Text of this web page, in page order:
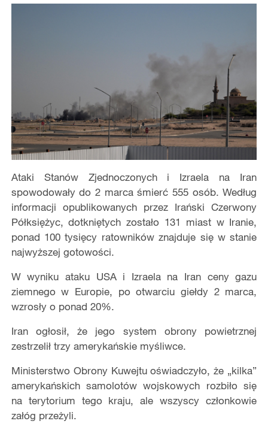
Ataki Stanów Zjednoczonych i Izraela na Iran
spowodowały do 2 marca śmierć 555 osób. Według
informacji opublikowanych przez Irański Czerwony
Półksiężyc, dotkniętych zostało 131 miast w Iranie,
ponad 100 tysięcy ratowników znajduje się w stanie
najwyższej gotowości.
W wyniku ataku USA i Izraela na Iran ceny gazu
ziemnego w Europie, po otwarciu giełdy 2 marca,
wzrosły o ponad 20%.
Iran ogłosił, że jego system obrony powietrznej
zestrzelił trzy amerykańskie myśliwce.
Ministerstwo Obrony Kuwejtu oświadczyło, że „kilka”
amerykańskich samolotów wojskowych rozbiło się
na terytorium tego kraju, ale wszyscy członkowie
załóg przeżyli.